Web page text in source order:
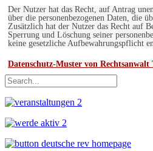
Der Nutzer hat das Recht, auf Antrag
über die personenbezogenen Daten, die
Zusätzlich hat der Nutzer das Recht auf
Sperrung und Löschung seiner
keine gesetzliche Aufbewahrungspflicht
Datenschutz-Muster von